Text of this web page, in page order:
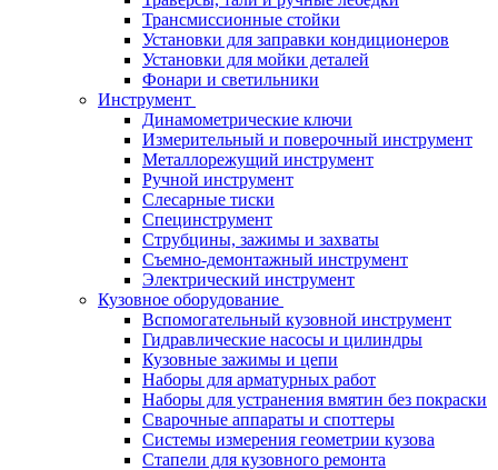
Трансмиссионные стойки
Установки для заправки кондиционеров
Установки для мойки деталей
Фонари и светильники
Инструмент
Динамометрические ключи
Измерительный и поверочный инструмент
Металлорежущий инструмент
Ручной инструмент
Слесарные тиски
Специнструмент
Струбцины, зажимы и захваты
Съемно-демонтажный инструмент
Электрический инструмент
Кузовное оборудование
Вспомогательный кузовной инструмент
Гидравлические насосы и цилиндры
Кузовные зажимы и цепи
Наборы для арматурных работ
Наборы для устранения вмятин без покраски
Сварочные аппараты и споттеры
Системы измерения геометрии кузова
Стапели для кузовного ремонта